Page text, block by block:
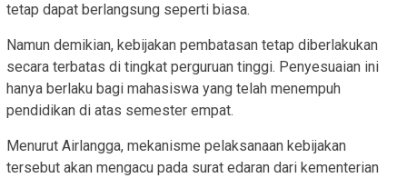
tetap dapat berlangsung seperti biasa.
Namun demikian, kebijakan pembatasan tetap diberlakukan
secara terbatas di tingkat perguruan tinggi. Penyesuaian ini
hanya berlaku bagi mahasiswa yang telah menempuh
pendidikan di atas semester empat.
Menurut Airlangga, mekanisme pelaksanaan kebijakan
tersebut akan mengacu pada surat edaran dari kementerian